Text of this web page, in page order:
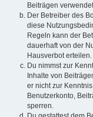
Beiträgen
Der Betreiber des
diese
Regeln kann der
dauerhaft von der
Hausverbot erteilen.
Du nimmst zur
Inhalte von
er nicht zur
Benutzerkonto,
sperren.